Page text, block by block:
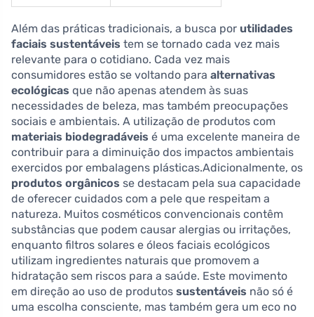
Além das práticas tradicionais, a busca por utilidades
faciais sustentáveis tem se tornado cada vez mais
relevante para o cotidiano. Cada vez mais
consumidores estão se voltando para alternativas
ecológicas que não apenas atendem às suas
necessidades de beleza, mas também preocupações
sociais e ambientais. A utilização de produtos com
materiais biodegradáveis é uma excelente maneira de
contribuir para a diminuição dos impactos ambientais
exercidos por embalagens plásticas.Adicionalmente, os
produtos orgânicos se destacam pela sua capacidade
de oferecer cuidados com a pele que respeitam a
natureza. Muitos cosméticos convencionais contêm
substâncias que podem causar alergias ou irritações,
enquanto filtros solares e óleos faciais ecológicos
utilizam ingredientes naturais que promovem a
hidratação sem riscos para a saúde. Este movimento
em direção ao uso de produtos sustentáveis não só é
uma escolha consciente, mas também gera um eco no